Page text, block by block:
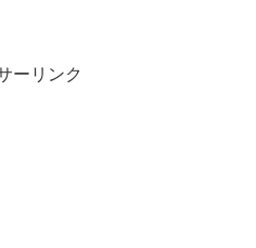
ーリンク